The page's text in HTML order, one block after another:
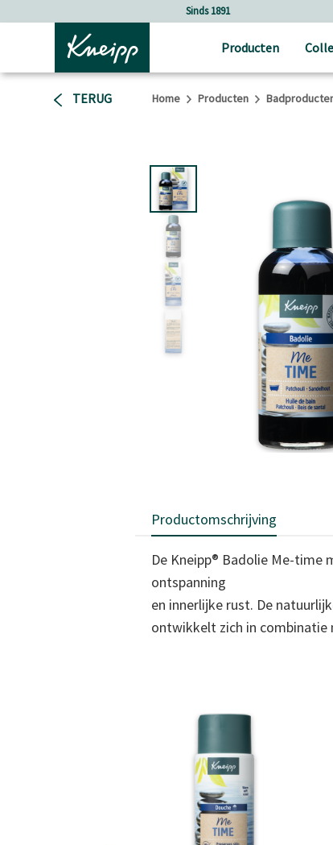
Sinds 1891
Producten
TERUG Home Producten
Productomschrijving
De Kneipp® Badolie Me-
ontspanning
en innerlijke rust. De
ontwikkelt zich in